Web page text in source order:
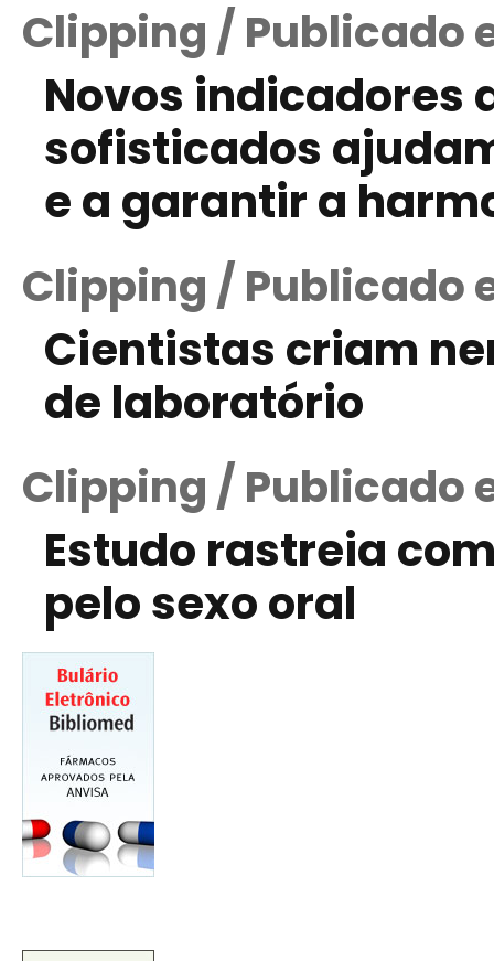
Clipping / Publicado
Novos indicadores
sofisticados
e a garantir a
Clipping / Publicado
Cientistas criam
de laboratório
Clipping / Publicado
Estudo rastreia
pelo sexo oral